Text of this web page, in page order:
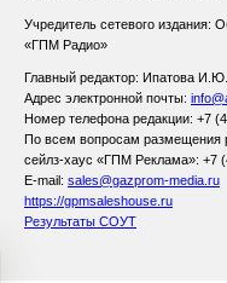
Учредитель сетевого издания:
«ГПМ Радио»
Главный редактор: Ипатова И.Ю.
Адрес электронной почты:
Номер телефона редакции: +7
По всем вопросам размещения
сейлз-хаус «ГПМ Реклама»: +7
E-mail: sales@gazprom-media.ru
https://gpmsaleshouse.ru
Результаты СОУТ